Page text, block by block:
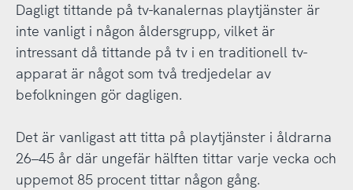
Dagligt tittande på tv-kanalernas playtjänster är
inte vanligt i någon åldersgrupp, vilket är
intressant då tittande på tv i en traditionell tv-
apparat är något som två tredjedelar av
befolkningen gör dagligen.
Det är vanligast att titta på playtjänster i åldrarna
26–45 år där ungefär hälften tittar varje vecka och
uppemot 85 procent tittar någon gång.